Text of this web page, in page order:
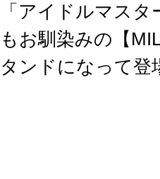
「アイドルマス
もお馴染みの【
タンドになって登
担当アイドルを